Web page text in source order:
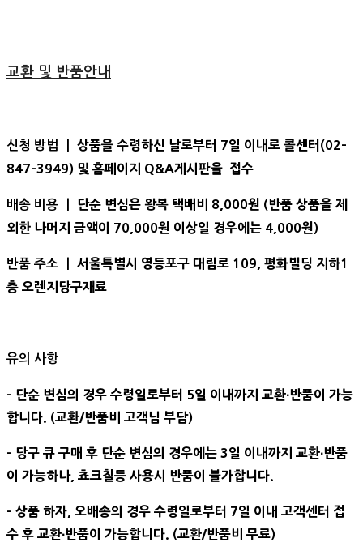
교환 및 반품안내
신청 방법 ㅣ 상품을 수령하신 날로부터 7일 이내로 콜센터(02-
847-3949) 및 홈페이지 Q&A게시판을 접수
배송 비용 ㅣ
단순 변심은 왕복 택배비 8,000원 (반품 상품을 제
외한 나머지 금액이 70,000원 이상일 경우에는 4,000원)
반품 주소 ㅣ 서울특별시 영등포구 대림로 109, 평화빌딩 지하1
층 오렌지당구재료
유의 사항
- 단순 변심의 경우 수령일로부터 5일 이내까지 교환∙반품이 가능
합니다. (교환/반품비 고객님 부담)
- 당구 큐 구매 후 단순 변심의 경우에는 3일 이내까지 교환∙반품
이 가능하나, 쵸크칠등 사용시 반품이 불가합니다.
- 상품 하자, 오배송의 경우 수령일로부터 7일 이내 고객센터 접
수 후 교환∙반품이 가능합니다. (교환/반품비 무료)